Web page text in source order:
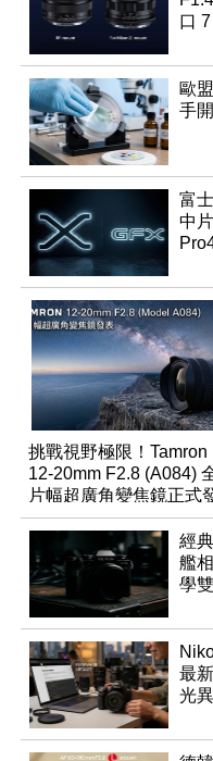
口
歐
手
富
中
挑戰視野極限！Tamron
12-20mm F2.8 (A084)
片幅超廣角變焦鏡正式
表
經
艦
學
最
光